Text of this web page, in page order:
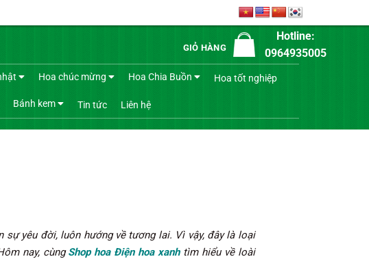
GIỎ HÀNG
Hotline:
0964935005
Hoa chúc mừng Hoa Chia Buồn Hoa tốt nghiệp
Bánh kem Tin tức Liên hệ
yêu đời, luôn hướng về tương lai. Vì vậy, đây là loại
nay, cùngShop hoa Điện hoa xanhtìm hiểu về loài